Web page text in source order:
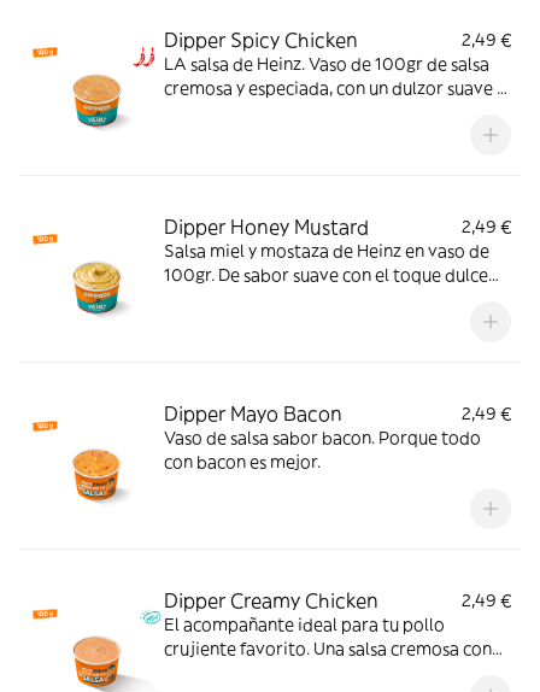
Dipper Spicy Chicken
2,49 €
LA salsa de Heinz. Vaso de 100gr de salsa
cremosa y especiada, con un dulzor suave y
sabor y la hace irresistible. El match ideal
Dipper Honey Mustard
2,49 €
Salsa miel y mostaza de Heinz en vaso de
100gr. De sabor suave con el toque dulce
Dipper Mayo Bacon
2,49 €
Vaso de salsa sabor bacon. Porque todo
con bacon es mejor.
Dipper Creamy Chicken
2,49 €
El acompañante ideal para tu pollo
crujiente favorito. Una salsa cremosa con